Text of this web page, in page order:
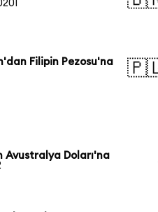
Filipin Pezosu'na
Avustralya Doları'na